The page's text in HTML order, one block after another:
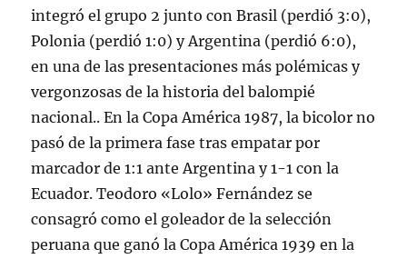
integró el grupo 2 junto con Brasil (perdió 3:0),
Polonia (perdió 1:0) y Argentina (perdió 6:0),
en una de las presentaciones más polémicas y
vergonzosas de la historia del balompié
nacional.. En la Copa América 1987, la bicolor no
pasó de la primera fase tras empatar por
marcador de 1:1 ante Argentina y 1-1 con la
Ecuador. Teodoro «Lolo» Fernández se
consagró como el goleador de la selección
peruana que ganó la Copa América 1939 en la